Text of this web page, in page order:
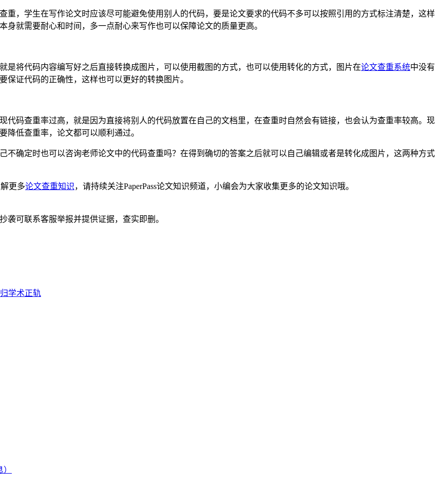
重，学生在写作论文时应该尽可能避免使用别人的代码，要是论文要求的代码不多可以按照引用的方式标注清楚，这样
就需要耐心和时间，多一点耐心来写作也可以保障论文的质量更高。
是将代码内容编写好之后直接转换成图片，可以使用截图的方式，也可以使用转化的方式，图片在论文查重系统中没有
证代码的正确性，这样也可以更好的转换图片。
代码查重率过高，就是因为直接将别人的代码放置在自己的文档里，在查重时自然会有链接，也会认为查重率较高。现
降低查重率，论文都可以顺利通过。
不确定时也可以咨询老师论文中的代码查重吗？在得到确切的答案之后就可以自己编辑或者是转化成图片，这两种方式
更多论文查重知识，请持续关注PaperPass论文知识频道，小编会为大家收集更多的论文知识哦。
袭可联系客服举报并提供证据，查实即删。
学术正轨